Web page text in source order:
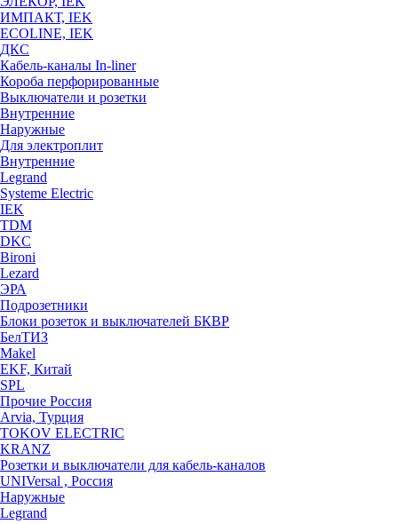
ИМПАКТ, IEK
ECOLINE, IEK
ДКС
Кабель-каналы In-liner
Короба перфорированные
Выключатели и розетки
Внутренние
Наружные
Для электроплит
Внутренние
Legrand
Systeme Electric
IEK
TDM
DKC
Bironi
Lezard
ЭРА
Подрозетники
Блоки розеток и выключателей БКВР
БелТИЗ
Makel
EKF, Китай
SPL
Прочие Россия
Arvia, Турция
TOKOV ELECTRIC
KRANZ
Розетки и выключатели для кабель-каналов
UNIVersal , Россия
Наружные
Legrand